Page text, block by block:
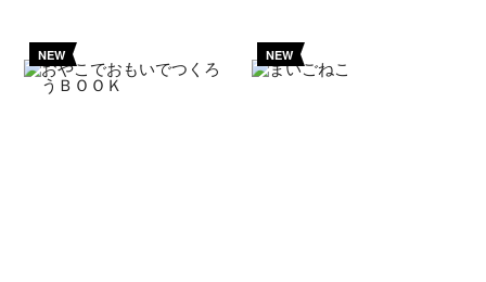
NEW NEW